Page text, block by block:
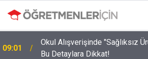
09:01
Okul Alışverişinde "Sağlıksız
Bu Detaylara Dikkat!